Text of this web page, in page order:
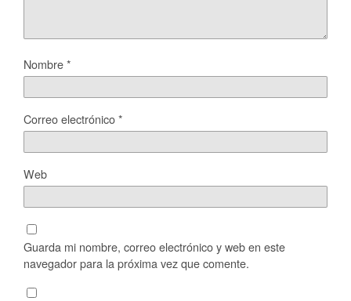
Nombre*
Correo electrónico*
Web
Guarda mi nombre, correo electrónico y web en este
navegador para la próxima vez que comente.